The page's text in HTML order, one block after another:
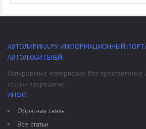
АВТОЛИРИКА.РУ ИНФОРМАЦИОННЫЙ
АВТОЛЮБИТЕЛЕЙ.
Копирование материалов без проставление
ссылки запрещено.
ИНФО
Обратная связь
Все статьи